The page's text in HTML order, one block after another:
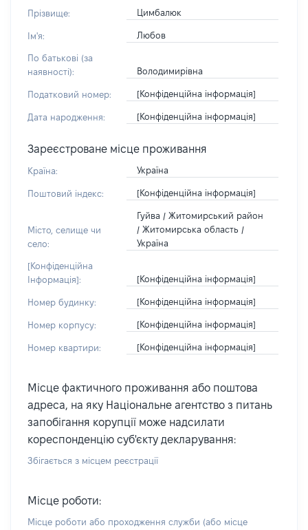
Прізвище: Цимбалюк
Ім'я: Любов
По батькові (за
наявності):
Володимирівна
Податковий номер: [Конфіденційна інформація]
Дата народження: [Конфіденційна інформація]
Зареєстроване місце проживання
Країна: Україна
Поштовий індекс: [Конфіденційна інформація]
Місто, селище чи
село:
Гуйва / Житомирський район
/ Житомирська область /
Україна
[Конфіденційна
Інформація]:
[Конфіденційна інформація]
Номер будинку: [Конфіденційна інформація]
Номер корпусу: [Конфіденційна інформація]
Номер квартири: [Конфіденційна інформація]
Місце фактичного проживання або поштова
адреса, на яку Національне агентство з питань
запобігання корупції може надсилати
кореспонденцію суб'єкту декларування:
Збігається з місцем реєстрації
Місце роботи:
Місце роботи або проходження служби (або місце